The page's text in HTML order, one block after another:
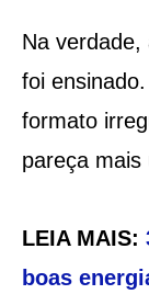
Na verdade,
foi
formato
pareça mais
LEIA MAIS:
boas